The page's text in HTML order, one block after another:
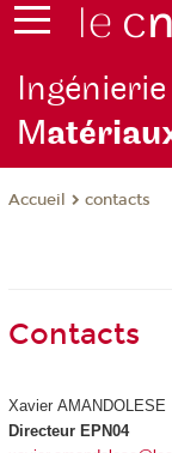
M
Accueil contacts
Contacts
Xavier AMANDOLESE
Directeur EPN04